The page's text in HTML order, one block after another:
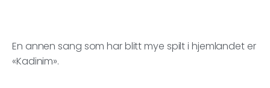
En annen sang som har blitt mye spilt i hjemlandet er
«Kadinim».